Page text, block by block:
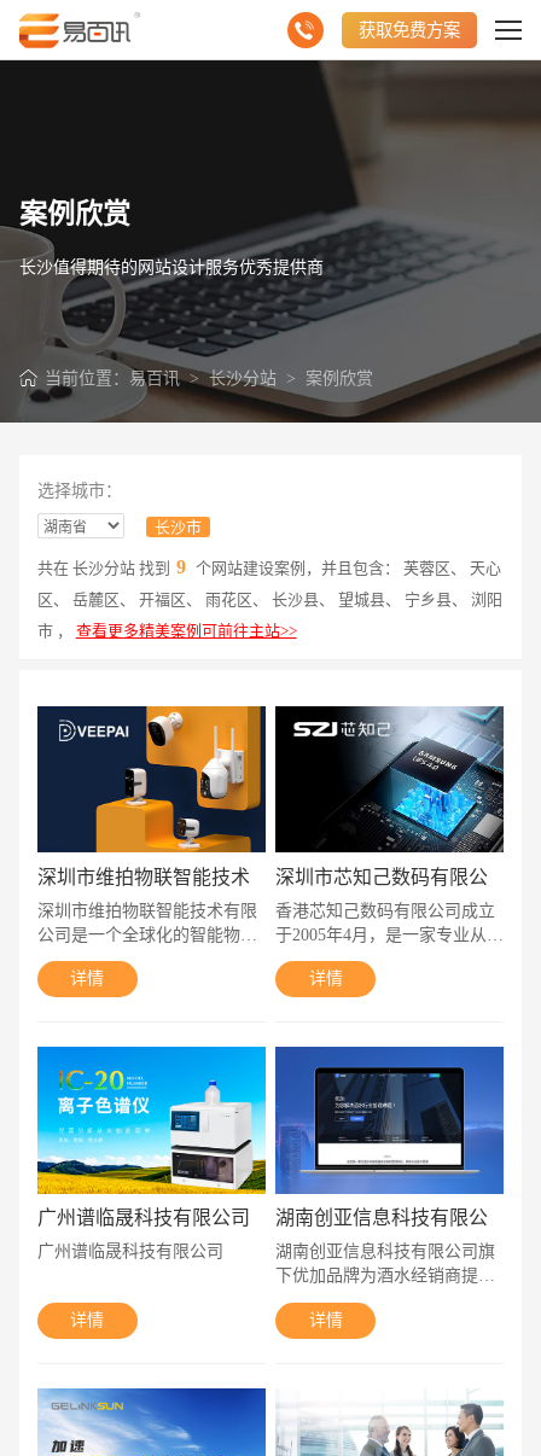
获取免费方案
案例欣赏
长沙值得期待的网站设计服务优秀提供商
当前位置： 易百讯>长沙分站> 案例欣赏
选择城市：
长沙市
共在 长沙分站 找到 9 个网站建设案例，并且包含： 芙蓉区、 天心
区、 岳麓区、 开福区、 雨花区、 长沙县、 望城县、 宁乡县、 浏阳
市 ， 查看更多精美案例可前往主站>>
深圳市维拍物联智能技术
有限公司
深圳市维拍物联智能技术有限
公司是一个全球化的智能物联
网云平台。其集团母公司深圳
市小鹰视界智能有限公司始创
升级。维拍以视频技术为核
心，专注于低功耗、AI、4G
等产品的视频解决方案。公司
拥有一支规模达 240 余人的强
大研发团队，分别在深圳和长
发人员均具有 10 年以上相关
工作经验，专业能力卓越。
详情
深圳市芯知己数码有限公
司
香港芯知己数码有限公司成立
于2005年4月，是一家专业从事
智慧终端机周边电子元器件的
授权经销商。秉承“言必信，行
务，通过团队多年来的辛勤耕
耘和守信经营，构建了自己长
期稳定可靠的供应渠道。
详情
广州谱临晟科技有限公司
广州谱临晟科技有限公司
详情
湖南创亚信息科技有限公
司
湖南创亚信息科技有限公司旗
下优加品牌为酒水经销商提供
财务、客户关系、仓库、运
输、在线商城、数据平台等多
理水平，有效整合实际运营中
的各个环节，提升市场运转效
率。
详情
请输入您的公司名称 名字